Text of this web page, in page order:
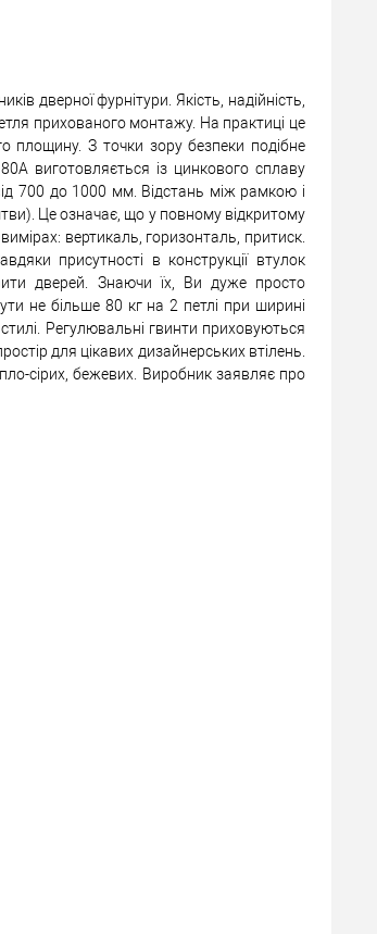
дверної фурнітури. Якість, надійність,
прихованого монтажу. На практиці це
площину. З точки зору безпеки подібне
виготовляється із цинкового сплаву
700 до 1000 мм. Відстань між рамкою і
Це означає, що у повному відкритому
вертикаль, горизонталь, притиск.
присутності в конструкції втулок
дверей. Знаючи їх, Ви дуже просто
не більше 80 кг на 2 петлі при ширині
Регулювальні гвинти приховуються
для цікавих дизайнерських втілень.
сірих, бежевих. Виробник заявляє про